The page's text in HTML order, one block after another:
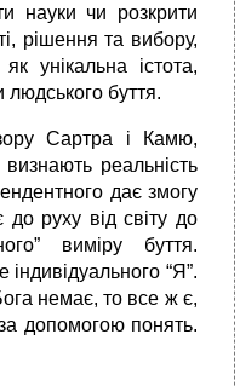
науки чи розкрити
рішення та вибору,
унікальна істота,
людського буття.
Сартра і Камю,
реальність
дає змогу
до руху від світу до
виміру буття.
“Я”.
немає, то все ж є,
допомогою понять.